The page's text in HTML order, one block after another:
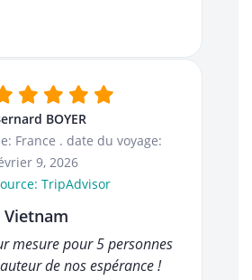
BOYER
France . date du voyage:
9, 2026
TripAdvisor
Vietnam
mesure pour 5 personnes
de nos espérance !